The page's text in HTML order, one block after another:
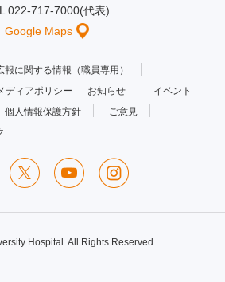
022-717-7000(代表)
Google Maps
報に関する情報（職員専用）
ディアポリシー
お知らせ
イベント
個人情報保護方針
ご意見
Hospital. All Rights Reserved.